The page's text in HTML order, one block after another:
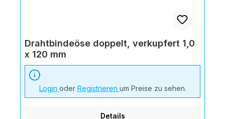
Drahtbindeöse doppelt, verkupfert 1,0
x 120 mm
Login oder Registrieren um Preise zu sehen.
Details